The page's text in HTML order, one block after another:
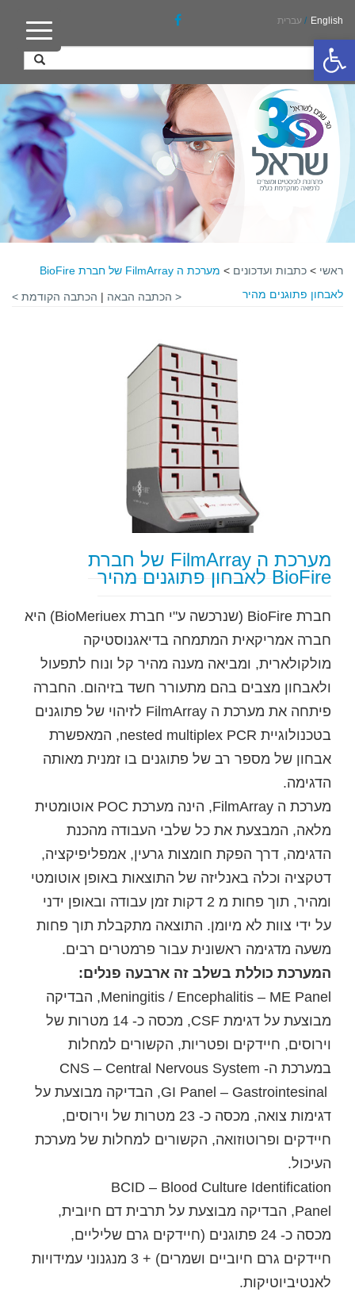
פתח סרגל נגישות
English
/ עברית
ראשי > כתבות ועדכונים >
מערכת ה FilmArray של חברת BioFire
לאבחון פתוגנים מהיר
< הכתבה הבאה | הכתבה הקודמת >
מערכת ה FilmArray של חברת
BioFire לאבחון פתוגנים מהיר
חברת BioFire (שנרכשה ע"י חברת BioMeriuex) היא
חברה אמריקאית המתמחה בדיאגנוסטיקה
מולקולארית, ומביאה מענה מהיר קל ונוח לתפעול
ולאבחון מצבים בהם מתעורר חשד בזיהום. החברה
פיתחה את מערכת ה FilmArray לזיהוי של פתוגנים
בטכנולוגיית nested multiplex PCR, המאפשרת
אבחון של מספר רב של פתוגנים בו זמנית מאותה
הדגימה.
מערכת ה FilmArray, הינה מערכת POC אוטומטית
מלאה, המבצעת את כל שלבי העבודה מהכנת
הדגימה, דרך הפקת חומצות גרעין, אמפליפיקציה,
דטקציה וכלה באנליזה של התוצאות באופן אוטומטי
ומהיר, תוך פחות מ 2 דקות זמן עבודה ובאופן ידני
על ידי צוות לא מיומן. התוצאה מתקבלת תוך פחות
משעה מדגימה ראשונית עבור פרמטרים רבים.
המערכת כוללת בשלב זה ארבעה פנלים:
Meningitis / Encephalitis – ME Panel, הבדיקה
מבוצעת על דגימת CSF, מכסה כ- 14 מטרות של
וירוסים, חיידקים ופטריות, הקשורים למחלות
במערכת ה- CNS – Central Nervous System
GI Panel – Gastrointesinal, הבדיקה מבוצעת על
דגימות צואה, מכסה כ- 23 מטרות של וירוסים,
חיידקים ופרוטוזואה, הקשורים למחלות של מערכת
העיכול.
BCID – Blood Culture Identification
Panel, הבדיקה מבוצעת על תרבית דם חיובית,
מכסה כ- 24 פתוגנים (חיידקים גרם שליליים,
חיידקים גרם חיוביים ושמרים) + 3 מנגנוני עמידויות
לאנטיביוטיקות.